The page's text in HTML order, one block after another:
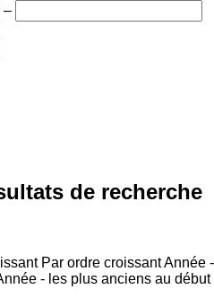
–
de recherche
Par ordre croissantAnnée -
- les plus anciens au début